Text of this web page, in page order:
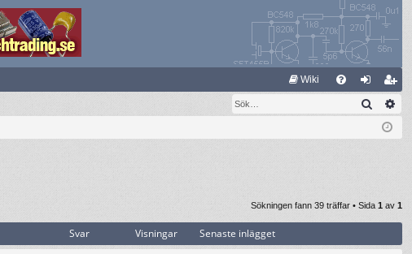
Wiki
og li
m
m
Sök
Sökningen fann 39 träffar • Sida1 av 1
Svar Visningar Senaste inlägget